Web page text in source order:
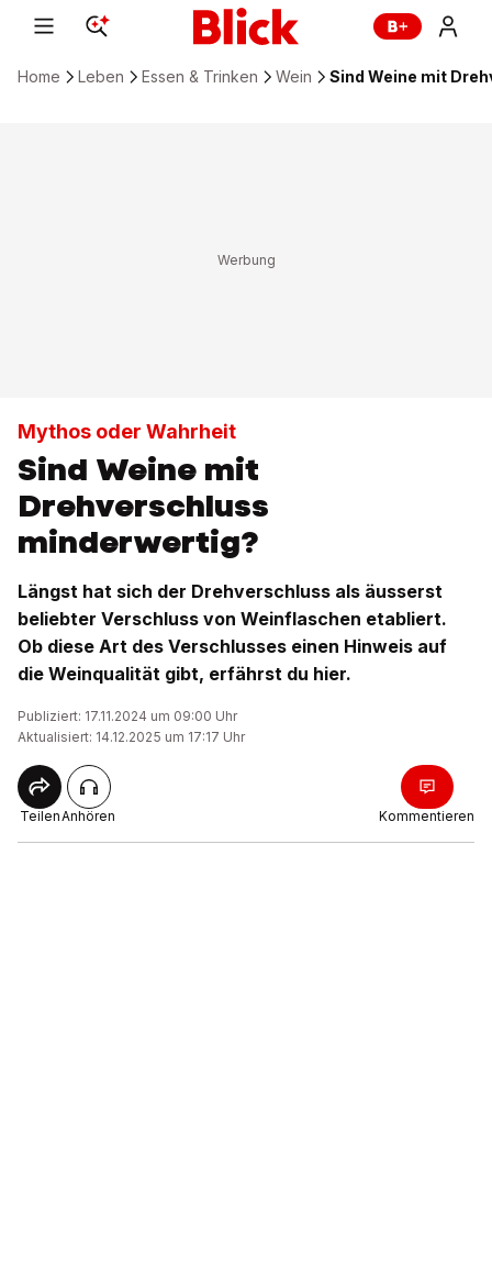
Home Leben Essen & Trinken Wein Sind Weine mit
Mythos oder Wahrheit
Sind Weine mit
Drehverschluss
minderwertig?
Längst hat sich der Drehverschluss als äusserst
beliebter Verschluss von Weinflaschen etabliert.
Ob diese Art des Verschlusses einen Hinweis auf
die Weinqualität gibt, erfährst du hier.
Publiziert: 17.11.2024 um 09:00 Uhr
Aktualisiert: 14.12.2025 um 17:17 Uhr
TeilenAnhören Kommentieren